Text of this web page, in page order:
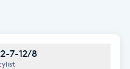
7-12/8